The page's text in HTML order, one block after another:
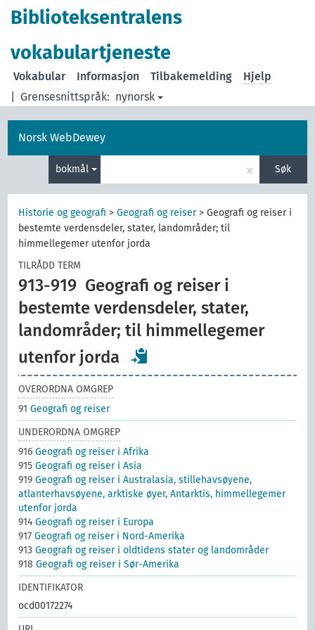
Biblioteksentralens
vokabulartjeneste
Grensesnittspråk: nynorsk
Vokabular Informasjon Tilbakemelding Hjelp
Norsk WebDewey
bokmål × Søk
Historie og geografi >Geografi og reiser>Geografi og reiser i
bestemte verdensdeler, stater, landområder; til
himmellegemer utenfor jorda
TILRÅDD TERM
913-919 Geografi og reiser i
bestemte verdensdeler, stater,
landområder; til himmellegemer
utenfor jorda
OVERORDNA OMGREP
91Geografi og reiser
UNDERORDNA OMGREP
916Geografi og reiser i Afrika
915Geografi og reiser i Asia
919Geografi og reiser i Australasia, stillehavsøyene,
atlanterhavsøyene, arktiske øyer, Antarktis, himmellegemer
utenfor jorda
914Geografi og reiser i Europa
917Geografi og reiser i Nord-Amerika
913Geografi og reiser i oldtidens stater og landområder
918Geografi og reiser i Sør-Amerika
IDENTIFIKATOR
ocd00172274